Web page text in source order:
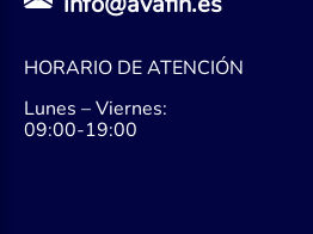
HORARIO DE ATENCIÓN
Lunes – Viernes:
09:00-19:00